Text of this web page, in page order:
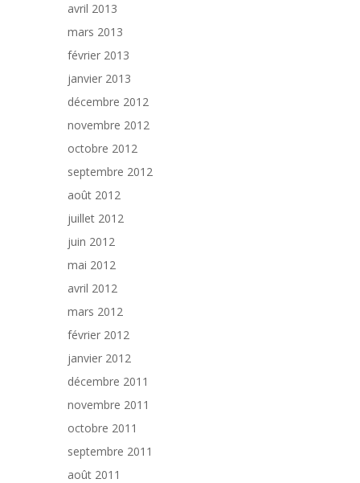
avril 2013
mars 2013
février 2013
janvier 2013
décembre 2012
novembre 2012
octobre 2012
septembre 2012
août 2012
juillet 2012
juin 2012
mai 2012
avril 2012
mars 2012
février 2012
janvier 2012
décembre 2011
novembre 2011
octobre 2011
septembre 2011
août 2011